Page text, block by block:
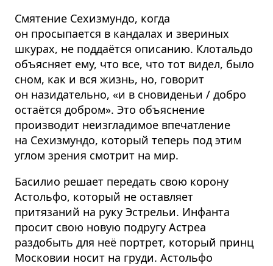
Смятение Сехизмундо, когда
он просыпается в кандалах и звериных
шкурах, не поддаётся описанию. Клотальдо
объясняет ему, что все, что тот видел, было
сном, как и вся жизнь, но, говорит
он назидательно, «и в сновиденьи / добро
остаётся добром». Это объяснение
производит неизгладимое впечатление
на Сехизмундо, который теперь под этим
углом зрения смотрит на мир.
Басилио решает передать свою корону
Астольфо, который не оставляет
притязаний на руку Эстрельи. Инфанта
просит свою новую подругу Астреа
раздобыть для неё портрет, который принц
Московии носит на груди. Астольфо